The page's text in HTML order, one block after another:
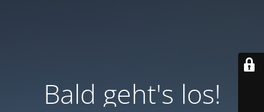
Bald geht's los!